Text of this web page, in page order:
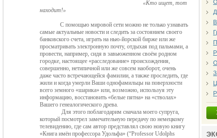
«Кто ищет, тот
находит!»
С помощью мировой сети можно не только узнавать
самые актуальные новости и следить за состоянием своего
банковского счета, играть на нью-йорской бирже или же
просматривать электронную почту, отдыхая под пальмами, а
провести, например, сидя в завьюженном своём родном
городке, настоящее «расследование» происхождения,
совершенно, нетипичной или же совсем наоборот, очень
даже часто встречающейся фамилии, а также проследить, где
жили и когда умерли Ваши однофамильцы на поверхности
всего земного «шарика» или, возможно, используя эту
информацию, восстановить «белые пятна» на «стволах»
Вашего генеалогического древа.
Для этого поблагодарим сначала моего супруга,
который посмотрел замечательную передачу по немецкому
телевидению, где сам автор представлял свою новую книгу
«Книга имён профессора Удольфа» (“Professor Udolphs